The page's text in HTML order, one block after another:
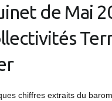
de Mai
chiffres extraits du